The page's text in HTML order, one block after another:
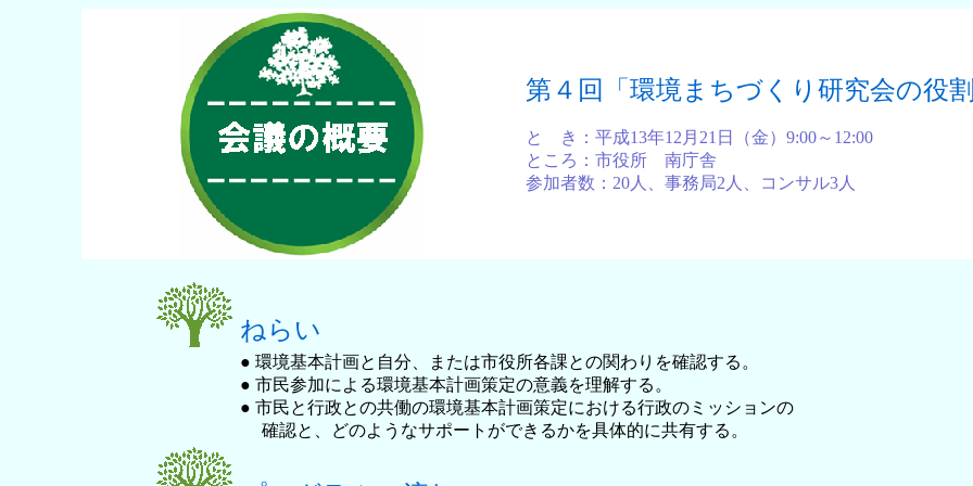
第４回「環境まちづくり研究会の役
と き：平成13年12月21日（金）9:00～12:00
ところ：市役所 南庁舎
参加者数：20人、事務局2人、コンサル3人
ねらい
● 環境基本計画と自分、または市役所各課との関わりを確認する。
● 市民参加による環境基本計画策定の意義を理解する。
● 市民と行政との共働の環境基本計画策定における行政のミッションの
確認と、どのようなサポートができるかを具体的に共有する。